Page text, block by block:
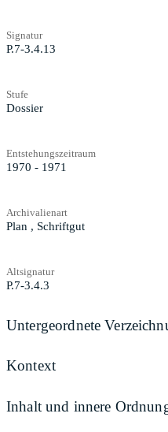
Signatur
P.7-3.4.13
Stufe
Dossier
Entstehungszeitraum
1970 - 1971
Archivalienart
Plan , Schriftgut
Altsignatur
P.7-3.4.3
Untergeordnete
Kontext
Inhalt und innere